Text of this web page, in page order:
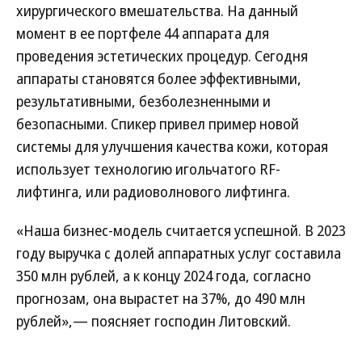
хирургического вмешательства. На данный
момент в ее портфеле 44 аппарата для
проведения эстетических процедур. Сегодня
аппараты становятся более эффективными,
результативными, безболезненными и
безопасными. Спикер привел пример новой
системы для улучшения качества кожи, которая
использует технологию игольчатого RF-
лифтинга, или радиоволнового лифтинга.
«Наша бизнес-модель считается успешной. В 2023
году выручка с долей аппаратных услуг составила
350 млн рублей, а к концу 2024 года, согласно
прогнозам, она вырастет на 37%, до 490 млн
рублей»,— поясняет господин Литовский.